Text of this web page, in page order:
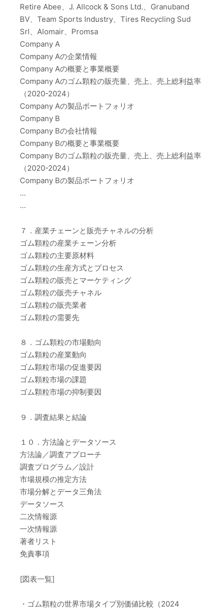
Retire Abee、J. Allcock & Sons Ltd.、Granuband
BV、Team Sports Industry、Tires Recycling Sud
Srl、Alomair、Promsa
Company A
Company Aの企業情報
Company Aの概要と事業概要
Company Aのゴム顆粒の販売量、売上、売上総利益率
（2020-2024）
Company Aの製品ポートフォリオ
Company B
Company Bの会社情報
Company Bの概要と事業概要
Company Bのゴム顆粒の販売量、売上、売上総利益率
（2020-2024）
Company Bの製品ポートフォリオ
…
…
７．産業チェーンと販売チャネルの分析
ゴム顆粒の産業チェーン分析
ゴム顆粒の主要原材料
ゴム顆粒の生産方式とプロセス
ゴム顆粒の販売とマーケティング
ゴム顆粒の販売チャネル
ゴム顆粒の販売業者
ゴム顆粒の需要先
８．ゴム顆粒の市場動向
ゴム顆粒の産業動向
ゴム顆粒市場の促進要因
ゴム顆粒市場の課題
ゴム顆粒市場の抑制要因
９．調査結果と結論
１０．方法論とデータソース
方法論／調査アプローチ
調査プログラム／設計
市場規模の推定方法
市場分解とデータ三角法
データソース
二次情報源
一次情報源
著者リスト
免責事項
[図表一覧]
・ゴム顆粒の世界市場タイプ別価値比較（2024